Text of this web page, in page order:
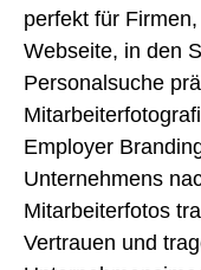
perfekt für
Webseite, in den
Personalsuche
Employer
Unternehmens
Mitarbeiterfotos
Vertrauen und